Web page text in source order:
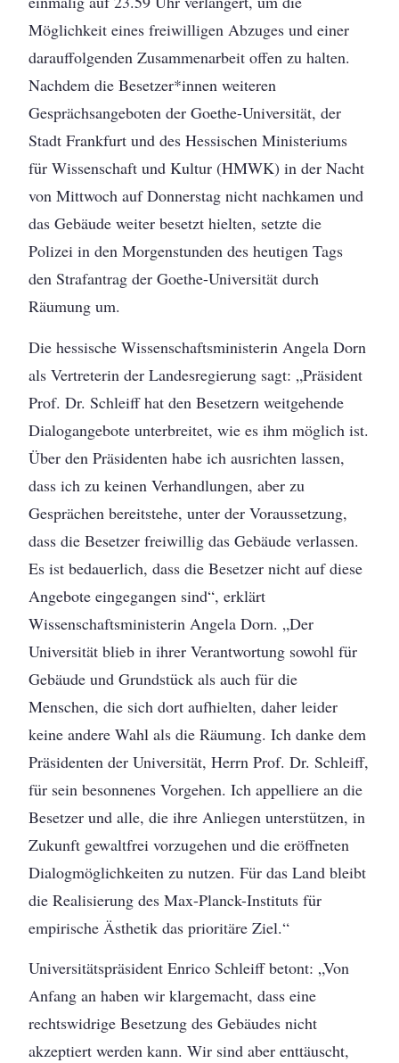
Möglichkeit eines freiwilligen Abzuges und einer
darauffolgenden Zusammenarbeit offen zu halten.
Nachdem die Besetzer*innen weiteren
Gesprächsangeboten der Goethe-Universität, der
Stadt Frankfurt und des Hessischen Ministeriums
für Wissenschaft und Kultur (HMWK) in der Nacht
von Mittwoch auf Donnerstag nicht nachkamen und
das Gebäude weiter besetzt hielten, setzte die
Polizei in den Morgenstunden des heutigen Tags
den Strafantrag der Goethe-Universität durch
Räumung um.
Die hessische Wissenschaftsministerin Angela Dorn
als Vertreterin der Landesregierung sagt: „Präsident
Prof. Dr. Schleiff hat den Besetzern weitgehende
Dialogangebote unterbreitet, wie es ihm möglich ist.
Über den Präsidenten habe ich ausrichten lassen,
dass ich zu keinen Verhandlungen, aber zu
Gesprächen bereitstehe, unter der Voraussetzung,
dass die Besetzer freiwillig das Gebäude verlassen.
Es ist bedauerlich, dass die Besetzer nicht auf diese
Angebote eingegangen sind“, erklärt
Wissenschaftsministerin Angela Dorn. „Der
Universität blieb in ihrer Verantwortung sowohl für
Gebäude und Grundstück als auch für die
Menschen, die sich dort aufhielten, daher leider
keine andere Wahl als die Räumung. Ich danke dem
Präsidenten der Universität, Herrn Prof. Dr. Schleiff,
für sein besonnenes Vorgehen. Ich appelliere an die
Besetzer und alle, die ihre Anliegen unterstützen, in
Zukunft gewaltfrei vorzugehen und die eröffneten
Dialogmöglichkeiten zu nutzen. Für das Land bleibt
die Realisierung des Max-Planck-Instituts für
empirische Ästhetik das prioritäre Ziel.“
Universitätspräsident Enrico Schleiff betont: „Von
Anfang an haben wir klargemacht, dass eine
rechtswidrige Besetzung des Gebäudes nicht
akzeptiert werden kann. Wir sind aber enttäuscht,